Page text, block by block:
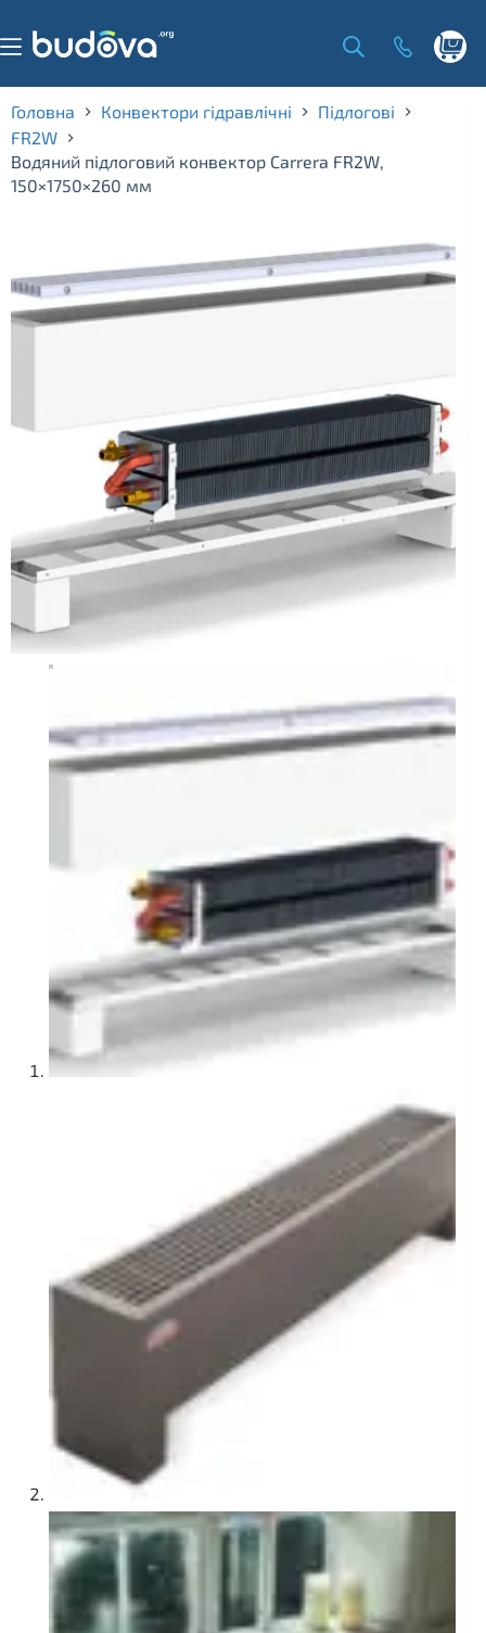
content
Головна Конвектори гідравлічні
Підлогові
FR2W
Водяний підлоговий конвектор Carrera FR2W,
150×1750×260 мм